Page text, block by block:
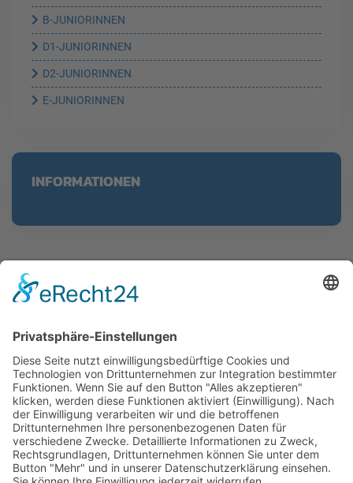
B-JUNIORINNEN
D1-JUNIORINNEN
D2-JUNIORINNEN
E-JUNIORINNEN
INFORMATIONEN